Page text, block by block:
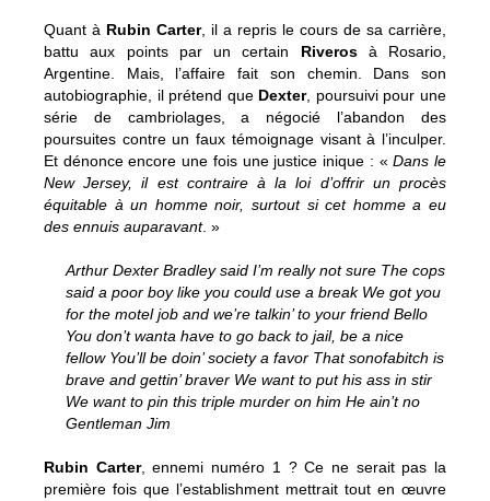
Quant à Rubin Carter, il a repris le cours de sa carrière,
battu aux points par un certain Riverosà Rosario,
Argentine. Mais, l’affaire fait son chemin. Dans son
autobiographie, il prétend que Dexter, poursuivi pour une
série de cambriolages, a négocié l’abandon des
poursuites contre un faux témoignage visant à l’inculper.
Et dénonce encore une fois une justice inique : «Dans le
New Jersey, il est contraire à la loi d’offrir un procès
équitable à un homme noir, surtout si cet homme a eu
des ennuis auparavant. »
Arthur Dexter Bradley said I’m really not sure The cops
said a poor boy like you could use a break We got you
for the motel job and we’re talkin’ to your friend Bello
You don’t wanta have to go back to jail, be a nice
fellow You’ll be doin’ society a favor That sonofabitch is
brave and gettin’ braver We want to put his ass in stir
We want to pin this triple murder on him He ain’t no
Gentleman Jim
Rubin Carter, ennemi numéro 1 ? Ce ne serait pas la
première fois que l’establishment mettrait tout en œuvre